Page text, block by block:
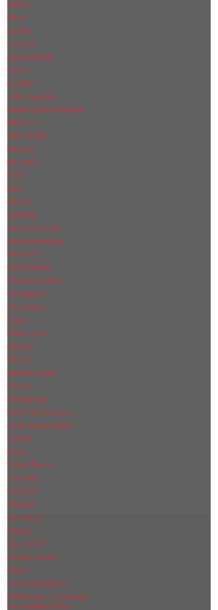
КиLian
Kenzo
Lacoste
Lancome
Laura Biagiotti
Lanvin
Lе Lab0
Lolita Lempicka
Maison Francis Kurkdjian
Madonna
Marc Jacobs
Mancera
Max Mara
M.А.C.
Mexx
Miu Miu
Mоsсhino
Naomi Campbell
Narciso Rodriguez
Nina Ricci
Paco Rabanne
Parfums de Marly
Penhaligon's
Pepe Jeans
Prada
Ralph Lauren
RicHarD
Rihanna
Roberto Cavalli
Rochas
Salvador Dali
Salvatore Ferragamo
Sarah Jessica Parker
Shiseido
Sisley
Tiziana Terenzi
Tom Ford
Trussardi
Valentino
Vera Wang
Versace
Viktor & Rolf
Victoria s Secret
Xerjoff
Yves Saint Laurent
Мужская парфюмерия
Abercrombie & Fitch